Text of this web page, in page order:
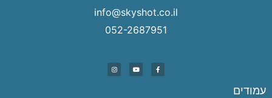
info@skyshot.co.il
052-2687951
עמודים